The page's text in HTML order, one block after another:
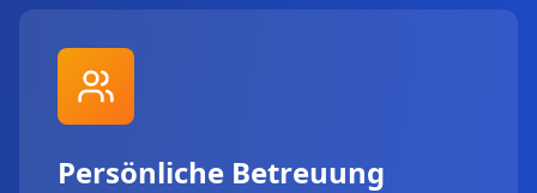
Persönliche Betreuung